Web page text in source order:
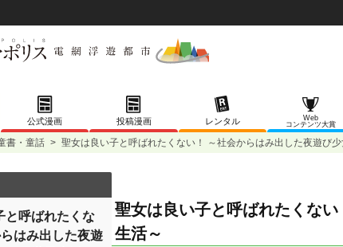
公式漫画 投稿漫画 レンタル
Web
コンテンツ大賞
書・童話 > 聖女は良い子と呼ばれたくない！ ～社会からはみ出した夜遊び
聖女は良い子と呼ばれたくな
生活～
と呼ばれたくな
はみ出した夜遊